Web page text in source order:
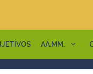
AA.MM.